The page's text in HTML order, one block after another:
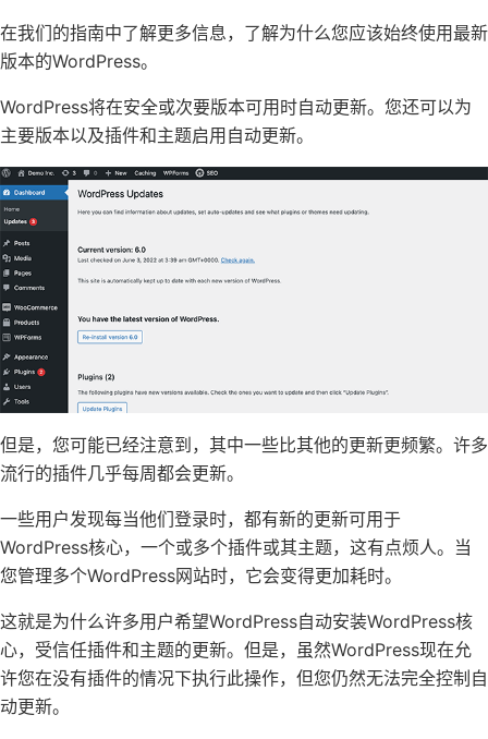
在我们的指南中了解更多信息，了解为什么您应该始终使用最新
版本的WordPress。
WordPress将在安全或次要版本可用时自动更新。您还可以为
主要版本以及插件和主题启用自动更新。
但是，您可能已经注意到，其中一些比其他的更新更频繁。许多
流行的插件几乎每周都会更新。
一些用户发现每当他们登录时，都有新的更新可用于
WordPress核心，一个或多个插件或其主题，这有点烦人。当
您管理多个WordPress网站时，它会变得更加耗时。
这就是为什么许多用户希望WordPress自动安装WordPress核
心，受信任插件和主题的更新。但是，虽然WordPress现在允
许您在没有插件的情况下执行此操作，但您仍然无法完全控制自
动更新。